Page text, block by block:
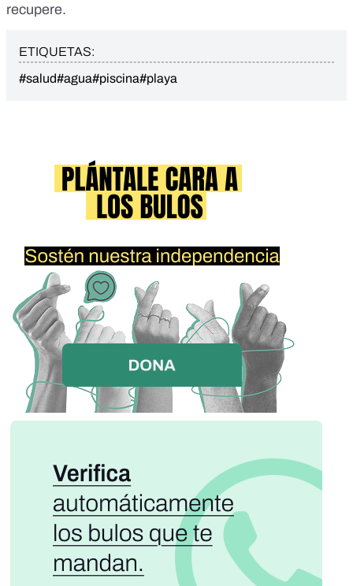
recupere.
ETIQUETAS:
#salud#agua#piscina#playa